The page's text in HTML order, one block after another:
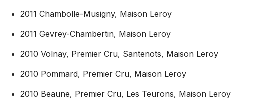
2011 Chambolle-Musigny, Maison Leroy
2011 Gevrey-Chambertin, Maison Leroy
2010 Volnay, Premier Cru, Santenots, Maison Leroy
2010 Pommard, Premier Cru, Maison Leroy
2010 Beaune, Premier Cru, Les Teurons, Maison Leroy